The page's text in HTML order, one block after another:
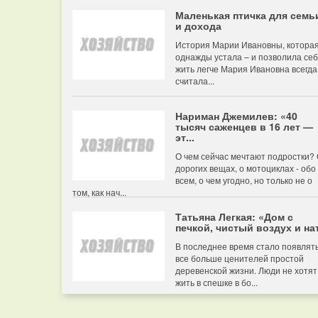
Маленькая птичка для
и дохода
История Марии Ивановны, которая
однажды устала – и позволила
жить легче Мария Ивановна всегда
считала...
Нариман Джемилев: «40
тысяч саженцев в 16 лет —
эт...
О чем сейчас мечтают подростки?
дорогих вещах, о мотоциклах - обо
всем, о чем угодно, но только не о
том, как нач...
Татьяна Легкая: «Дом с
печкой, чистый воздух и
В последнее время стало
все больше ценителей простой
деревенской жизни. Люди не хотят
жить в спешке в бо...